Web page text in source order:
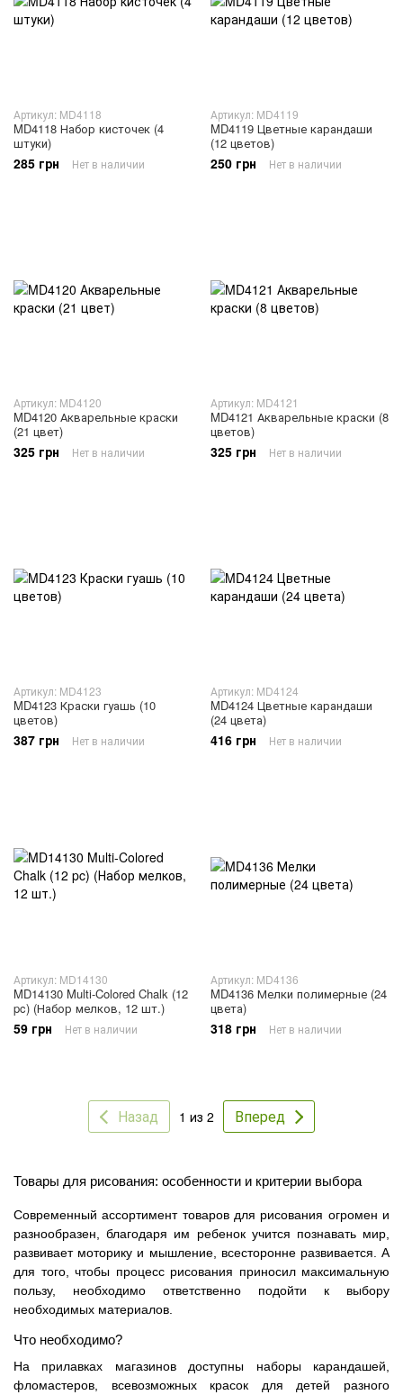
Артикул: MD4118
MD4118 Набор кисточек (4
штуки)
285 грн Нет в наличии
Артикул: MD4119
MD4119 Цветные карандаши
(12 цветов)
250 грн Нет в наличии
Артикул: MD4120
MD4120 Акварельные краски
(21 цвет)
325 грн Нет в наличии
Артикул: MD4121
MD4121 Акварельные краски (8
цветов)
325 грн Нет в наличии
Артикул: MD4123
MD4123 Краски гуашь (10
цветов)
387 грн Нет в наличии
Артикул: MD4124
MD4124 Цветные карандаши
(24 цвета)
416 грн Нет в наличии
Артикул: MD14130
MD14130 Multi-Colored Chalk (12
pc) (Набор мелков, 12 шт.)
59 грн Нет в наличии
Артикул: MD4136
MD4136 Мелки полимерные (24
цвета)
318 грн Нет в наличии
Назад 1 из 2 Вперед
Товары для рисования: особенности и критерии выбора
Современный ассортимент товаров для рисования огромен и
разнообразен, благодаря им ребенок учится познавать мир,
развивает моторику и мышление, всесторонне развивается. А
для того, чтобы процесс рисования приносил максимальную
пользу, необходимо ответственно подойти к выбору
необходимых материалов.
Что необходимо?
На прилавках магазинов доступны наборы карандашей,
фломастеров, всевозможных красок для детей разного